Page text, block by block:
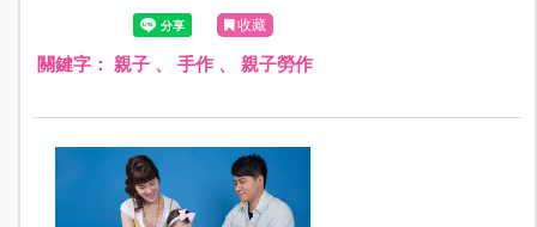
的甜蜜時光喔！
收藏
關鍵字： 親子、 手作、 親子勞作